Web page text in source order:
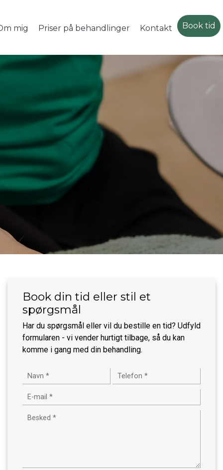
mig Priser på behandlinger Kontakt Book tid
Book din tid eller stil et
spørgsmål
Har du spørgsmål eller vil du bestille en tid? Udfyld
formularen - vi vender hurtigt tilbage, så du kan
komme i gang med din behandling.